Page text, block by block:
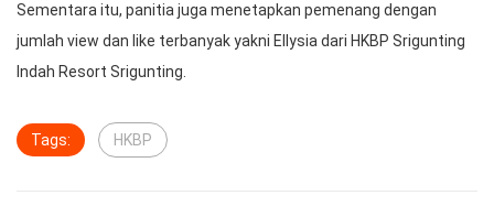
Sementara itu, panitia juga menetapkan pemenang dengan
jumlah view dan like terbanyak yakni Ellysia dari HKBP Srigunting
Indah Resort Srigunting.
Tags: HKBP